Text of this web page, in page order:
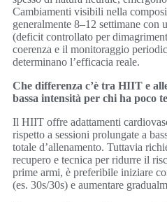
Cambiamenti visibili nella
generalmente 8–12 settimane con
(deficit controllato per
coerenza e il monitoraggio
determinano l’efficacia reale.
Che differenza c’è tra HIIT e
bassa intensità per chi ha poco
Il HIIT offre adattamenti
rispetto a sessioni prolungate a
totale d’allenamento. Tuttavia
recupero e tecnica per ridurre il
prime armi, è preferibile iniziare
(es. 30s/30s) e aumentare